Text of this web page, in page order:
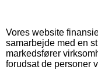
Vores website
samarbejde med en
markedsfører
forudsat de personer